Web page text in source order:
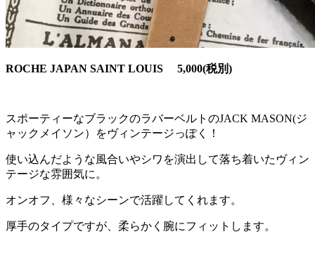
ROCHE JAPAN SAINT LOUIS 5,000(税別)
スポーティーなブラックのラバーベルトのJACK MASON(ジ
ャックメイソン）をヴィンテージっぽく！
使い込んだような風合いやシワを演出して落ち着いたヴィン
テージな雰囲気に。
オンオフ、様々なシーンで活躍してくれます。
厚手のタイプですが、柔らかく腕にフィットします。